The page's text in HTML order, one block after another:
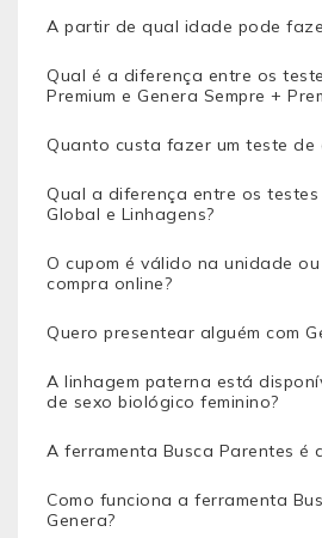
A partir de qual idade pode
Qual é a diferença entre os
Premium e Genera Sempre +
Quanto custa fazer um teste de
Qual a diferença entre os
Global e Linhagens?
O cupom é válido na unidade
compra online?
Quero presentear alguém com
A linhagem paterna está
de sexo biológico feminino?
A ferramenta Busca Parentes é
Como funciona a ferramenta
Genera?